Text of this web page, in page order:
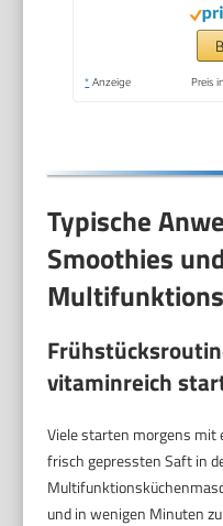
* Anzeige Preis
Typische
Smoothies
vitaminreich
Viele starten morgens mit
frisch gepressten Saft in
und in wenigen Minuten